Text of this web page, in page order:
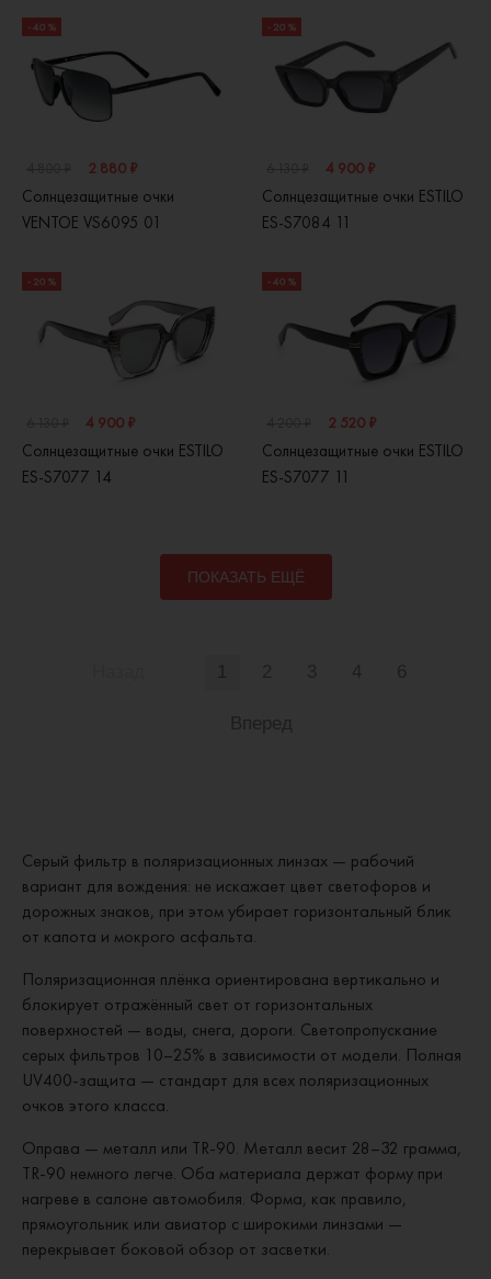
- 40 %
2 880 ₽
Солнцезащитные очки
VENTOE VS6095 01
- 20 %
4 900 ₽
Солнцезащитные очки ESTILO
ES-S7084 11
- 20 %
4 900 ₽
Солнцезащитные очки ESTILO
ES-S7077 14
- 40 %
2 520 ₽
Солнцезащитные очки ESTILO
ES-S7077 11
ПОКАЗАТЬ ЕЩЁ
Серый фильтр в поляризационных линзах — рабочий
вариант для вождения: не искажает цвет светофоров и
дорожных знаков, при этом убирает горизонтальный блик
от капота и мокрого асфальта.
Поляризационная плёнка ориентирована вертикально и
блокирует отражённый свет от горизонтальных
поверхностей — воды, снега, дороги. Светопропускание
серых фильтров 10–25% в зависимости от модели. Полная
UV400-защита — стандарт для всех поляризационных
очков этого класса.
Оправа — металл или TR-90. Металл весит 28–32 грамма,
TR-90 немного легче. Оба материала держат форму при
нагреве в салоне автомобиля. Форма, как правило,
прямоугольник или авиатор с широкими линзами —
перекрывает боковой обзор от засветки.